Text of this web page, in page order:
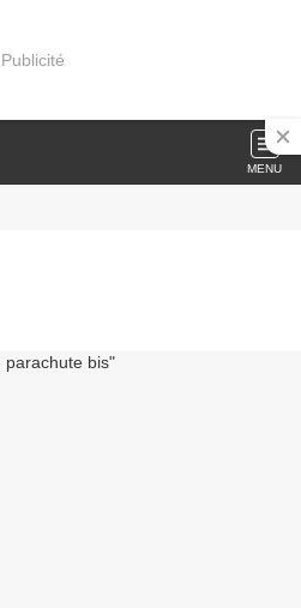
Publicité
MENU